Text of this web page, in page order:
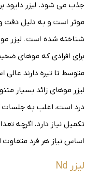
جذب می شود. لیزر دایود
موثر است و به دلیل دقت
شناخته شده است. لیزر
برای افرادی که موهای
متوسط ​​تا تیره دارند
لیزر موهای زائد بسیار
درد است، اغلب به جلسات
تکمیل نیاز دارد، اگرچه
اساس نیاز هر فرد
لیزر Nd